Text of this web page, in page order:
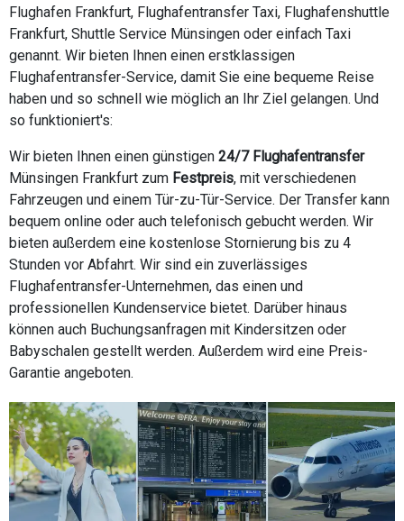
Flughafen Frankfurt, Flughafentransfer Taxi, Flughafenshuttle
Frankfurt, Shuttle Service Münsingen oder einfach Taxi
genannt. Wir bieten Ihnen einen erstklassigen
Flughafentransfer-Service, damit Sie eine bequeme Reise
haben und so schnell wie möglich an Ihr Ziel gelangen. Und
so funktioniert's:
Wir bieten Ihnen einen günstigen 24/7 Flughafentransfer
Münsingen Frankfurt zum Festpreis, mit verschiedenen
Fahrzeugen und einem Tür-zu-Tür-Service. Der Transfer kann
bequem online oder auch telefonisch gebucht werden. Wir
bieten außerdem eine kostenlose Stornierung bis zu 4
Stunden vor Abfahrt. Wir sind ein zuverlässiges
Flughafentransfer-Unternehmen, das einen und
professionellen Kundenservice bietet. Darüber hinaus
können auch Buchungsanfragen mit Kindersitzen oder
Babyschalen gestellt werden. Außerdem wird eine Preis-
Garantie angeboten.